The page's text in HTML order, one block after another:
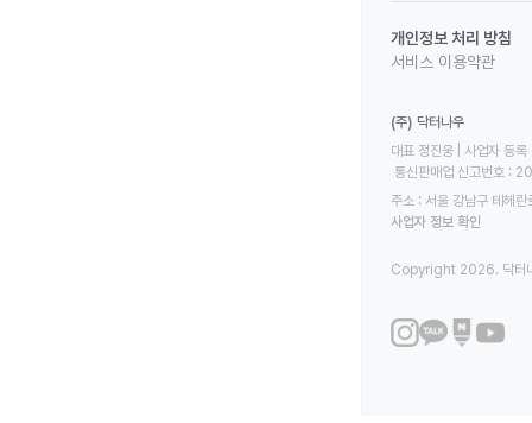
개인정보 처리 방침
서비스 이용약관
(주) 닥터나우
대표 정진웅 | 사업자
통신판매업 신고번호
주소 : 서울 강남구 테헤
사업자 정보 확인
Copyright 2026. 닥터